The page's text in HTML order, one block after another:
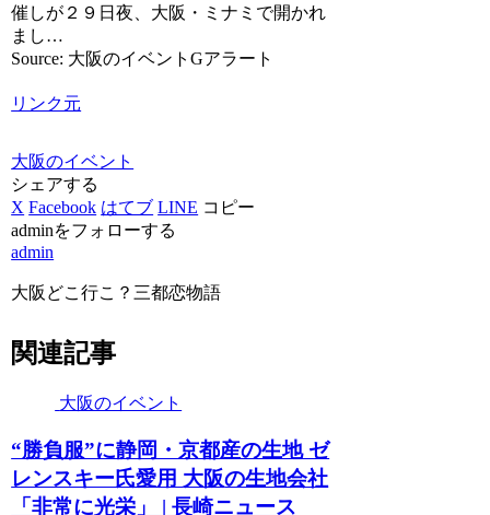
催しが２９日夜、大阪・ミナミで開かれ
まし…
Source: 大阪のイベントGアラート
リンク元
大阪のイベント
シェアする
X Facebook はてブ LINE コピー
adminをフォローする
admin
大阪どこ行こ？三都恋物語
関連記事
大阪のイベント
“勝負服”に静岡・京都産の生地 ゼ
レンスキー氏愛用 大阪の生地会社
「非常に光栄」 | 長崎ニュース